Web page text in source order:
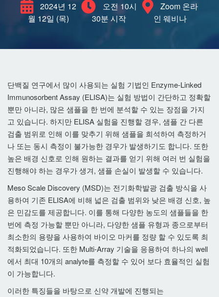
2024년 12
월 12일 (목)
오전 10시
30분 시작
Zoom 온라
인 웨비나
단백질 연구에서 많이 사용되는 실험 기법인 Enzyme-Linked
Immunosorbent Assay (ELISA)는 실험 방법이 간단하고 정확할
뿐만 아니라, 많은 샘플을 한 번에 분석할 수 있는 장점을 가지
고 있습니다. 하지만 ELISA 실험을 진행할 경우, 샘플 간 다른
검출 범위로 인해 이를 맞추기 위해 샘플을 희석하여 측정하거
나 또는 동시 측정이 불가능한 경우가 발생하기도 합니다. 또한
높은 배경 신호로 인해 원하는 결과를 얻기 위해 여러 번 실험을
진행해야 하는 경우가 생겨, 샘플 손실이 발생할 수 있습니다.
Meso Scale Discovery (MSD)는 전기화학발광 검출 방식을 사
용하여 기존 ELISA에 비해 넓은 검출 범위와 낮은 배경 신호, 높
은 민감도를 제공합니다. 이를 통해 다양한 농도의 샘플들을 한
번에 측정 가능할 뿐만 아니라, 다양한 샘플 유형과 종으로부터
최소한의 용량을 사용하여 바이오 마커를 정량 할 수 있도록 최
적화되었습니다. 또한 Multi-Array 기술을 응용하여 하나의 well
에서 최대 10개의 analyte를 측정할 수 있어 보다 효율적인 실험
이 가능합니다.
이러한 특징들을 바탕으로 신약 개발에 진행되는